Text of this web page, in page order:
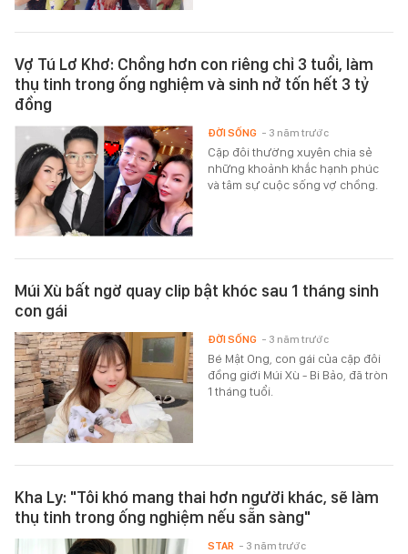
Vợ Tú Lơ Khơ: Chồng hơn con riêng chỉ 3 tuổi, làm
thụ tinh trong ống nghiệm và sinh nở tốn hết 3 tỷ
đồng
Cặp đôi thường xuyên chia sẻ
những khoảnh khắc hạnh phúc
và tâm sự cuộc sống vợ chồng.
ĐỜI SỐNG - 3 năm trước
Múi Xù bất ngờ quay clip bật khóc sau 1 tháng sinh
con gái
Bé Mật Ong, con gái của cặp đôi
đồng giới Múi Xù - Bi Bảo, đã tròn
1 tháng tuổi.
ĐỜI SỐNG - 3 năm trước
Kha Ly: "Tôi khó mang thai hơn người khác, sẽ làm
thụ tinh trong ống nghiệm nếu sẵn sàng"
STAR - 3 năm trước